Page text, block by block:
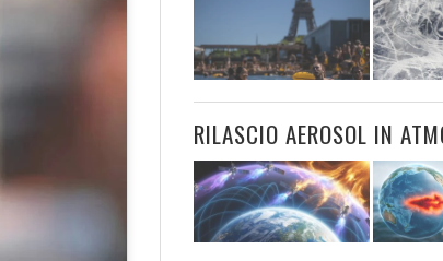
RILASCIO AEROSOL IN